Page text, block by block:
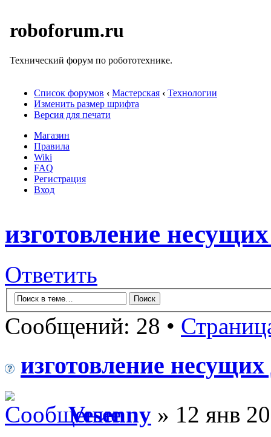
roboforum.ru
Технический форум по робототехнике.
Список форумов ‹ Мастерская ‹ Технологии
Изменить размер шрифта
Версия для печати
Магазин
Правила
Wiki
FAQ
Регистрация
Вход
изготовление
Ответить
Сообщений: 28 •
изготовление
Vesenny » 12 янв